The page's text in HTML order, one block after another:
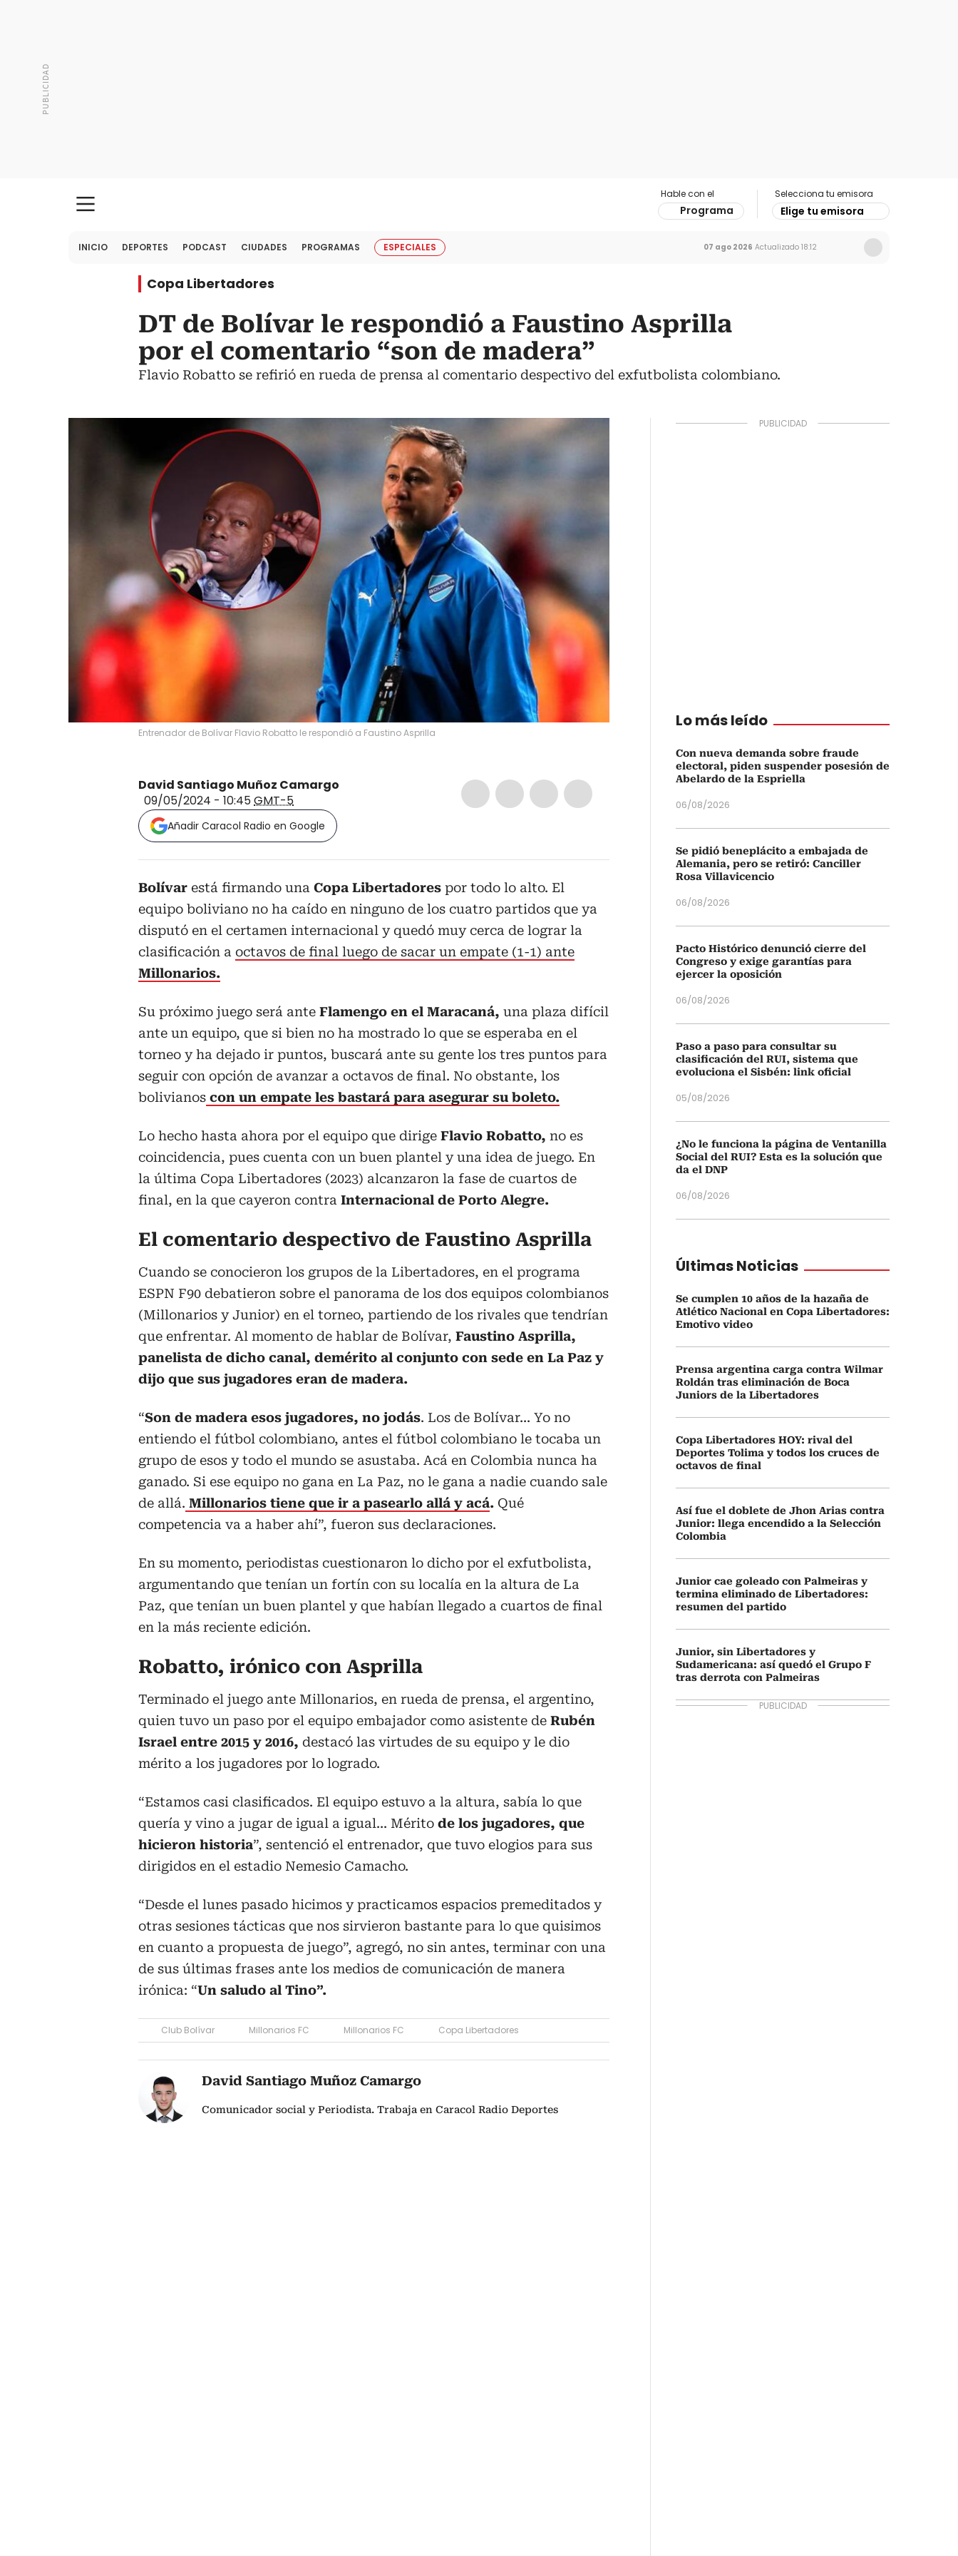
Hable con el
Programa
Selecciona tu emisora
Elige tu emisora
INICIO DEPORTES PODCAST CIUDADES PROGRAMAS ESPECIALES 07 ago 2026 Actualizado 18:12
Copa Libertadores
DT de Bolívar le respondió a Faustino Asprilla
por el comentario “son de madera”
Flavio Robatto se refirió en rueda de prensa al comentario despectivo del exfutbolista colombiano.
Entrenador de Bolívar Flavio Robatto le respondió a Faustino Asprilla
David Santiago Muñoz Camargo
09/05/2024 - 10:45GMT-5
Añadir Caracol Radio en Google
Bolívar está firmando una Copa Libertadores por todo lo alto. El
equipo boliviano no ha caído en ninguno de los cuatro partidos que ya
disputó en el certamen internacional y quedó muy cerca de lograr la
clasificación a octavos de final luego de sacar un empate (1-1) ante
Millonarios.
Su próximo juego será ante Flamengo en el Maracaná, una plaza difícil
ante un equipo, que si bien no ha mostrado lo que se esperaba en el
torneo y ha dejado ir puntos, buscará ante su gente los tres puntos para
seguir con opción de avanzar a octavos de final. No obstante, los
bolivianos con un empate les bastará para asegurar su boleto.
Lo hecho hasta ahora por el equipo que dirige Flavio Robatto, no es
coincidencia, pues cuenta con un buen plantel y una idea de juego. En
la última Copa Libertadores (2023) alcanzaron la fase de cuartos de
final, en la que cayeron contra Internacional de Porto Alegre.
El comentario despectivo de Faustino Asprilla
Cuando se conocieron los grupos de la Libertadores, en el programa
ESPN F90 debatieron sobre el panorama de los dos equipos colombianos
(Millonarios y Junior) en el torneo, partiendo de los rivales que tendrían
que enfrentar. Al momento de hablar de Bolívar, Faustino Asprilla,
panelista de dicho canal, demérito al conjunto con sede en La Paz y
dijo que sus jugadores eran de madera.
“Son de madera esos jugadores, no jodás. Los de Bolívar... Yo no
entiendo el fútbol colombiano, antes el fútbol colombiano le tocaba un
grupo de esos y todo el mundo se asustaba. Acá en Colombia nunca ha
ganado. Si ese equipo no gana en La Paz, no le gana a nadie cuando sale
de allá. Millonarios tiene que ir a pasearlo allá y acá. Qué
competencia va a haber ahí”, fueron sus declaraciones.
En su momento, periodistas cuestionaron lo dicho por el exfutbolista,
argumentando que tenían un fortín con su localía en la altura de La
Paz, que tenían un buen plantel y que habían llegado a cuartos de final
en la más reciente edición.
Robatto, irónico con Asprilla
Terminado el juego ante Millonarios, en rueda de prensa, el argentino,
quien tuvo un paso por el equipo embajador como asistente de Rubén
Israel entre 2015 y 2016, destacó las virtudes de su equipo y le dio
mérito a los jugadores por lo logrado.
“Estamos casi clasificados. El equipo estuvo a la altura, sabía lo que
quería y vino a jugar de igual a igual... Mérito de los jugadores, que
hicieron historia”, sentenció el entrenador, que tuvo elogios para sus
dirigidos en el estadio Nemesio Camacho.
“Desde el lunes pasado hicimos y practicamos espacios premeditados y
otras sesiones tácticas que nos sirvieron bastante para lo que quisimos
en cuanto a propuesta de juego”, agregó, no sin antes, terminar con una
de sus últimas frases ante los medios de comunicación de manera
irónica: “Un saludo al Tino”.
Club Bolívar Millonarios FC Millonarios FC Copa Libertadores
David Santiago Muñoz Camargo
Comunicador social y Periodista. Trabaja en Caracol Radio Deportes
Lo más leído
Con nueva demanda sobre fraude
electoral, piden suspender posesión de
Abelardo de la Espriella
06/08/2026
Se pidió beneplácito a embajada de
Alemania, pero se retiró: Canciller
Rosa Villavicencio
06/08/2026
Pacto Histórico denunció cierre del
Congreso y exige garantías para
ejercer la oposición
06/08/2026
Paso a paso para consultar su
clasificación del RUI, sistema que
evoluciona el Sisbén: link oficial
05/08/2026
¿No le funciona la página de Ventanilla
Social del RUI? Esta es la solución que
da el DNP
06/08/2026
Últimas Noticias
Se cumplen 10 años de la hazaña de
Atlético Nacional en Copa Libertadores:
Emotivo video
Prensa argentina carga contra Wilmar
Roldán tras eliminación de Boca
Juniors de la Libertadores
Copa Libertadores HOY: rival del
Deportes Tolima y todos los cruces de
octavos de final
Así fue el doblete de Jhon Arias contra
Junior: llega encendido a la Selección
Colombia
Junior cae goleado con Palmeiras y
termina eliminado de Libertadores:
resumen del partido
Junior, sin Libertadores y
Sudamericana: así quedó el Grupo F
tras derrota con Palmeiras